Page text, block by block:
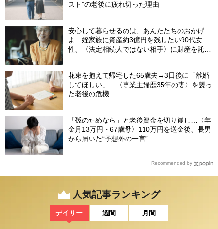
スト”の老後に疲れ切った理由
安心して暮らせるのは、あんたたちのおかげ
よ…姪家族に資産約3億円を残したい90代女
性、〈法定相続人ではない相手〉に財産を託せ
花束を抱えて帰宅した65歳夫→3日後に「離婚
してほしい」…〈専業主婦歴35年の妻〉を襲っ
た老後の危機
「孫のためなら」と老後資金を切り崩し…〈年
金月13万円・67歳母〉110万円を送金後、長男
から届いた“予想外の一言”
Recommended by
人気記事ランキング
デイリー 週間 月間